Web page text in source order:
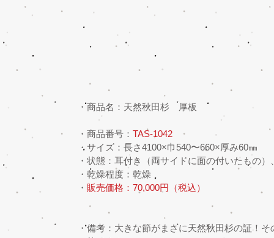
・商品名：天然秋田杉　厚板
・商品番号： TAS-1042
・サイズ：長さ4100×巾540〜660×厚み60㎜
・状態：耳付き（両サイドに面の付いたもの
・乾燥程度：乾燥
・ 販売価格：70,000円（税込）
・備考：大きな節がまさに天然秋田杉の証！